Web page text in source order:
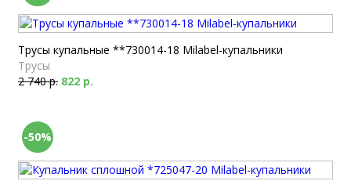
Трусы купальные **730014-18 Milabel-купальники
Трусы
2 740 р. 822 р.
-50%